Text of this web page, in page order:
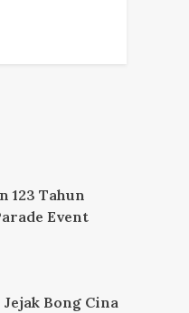
123 Tahun
Event
Bong Cina